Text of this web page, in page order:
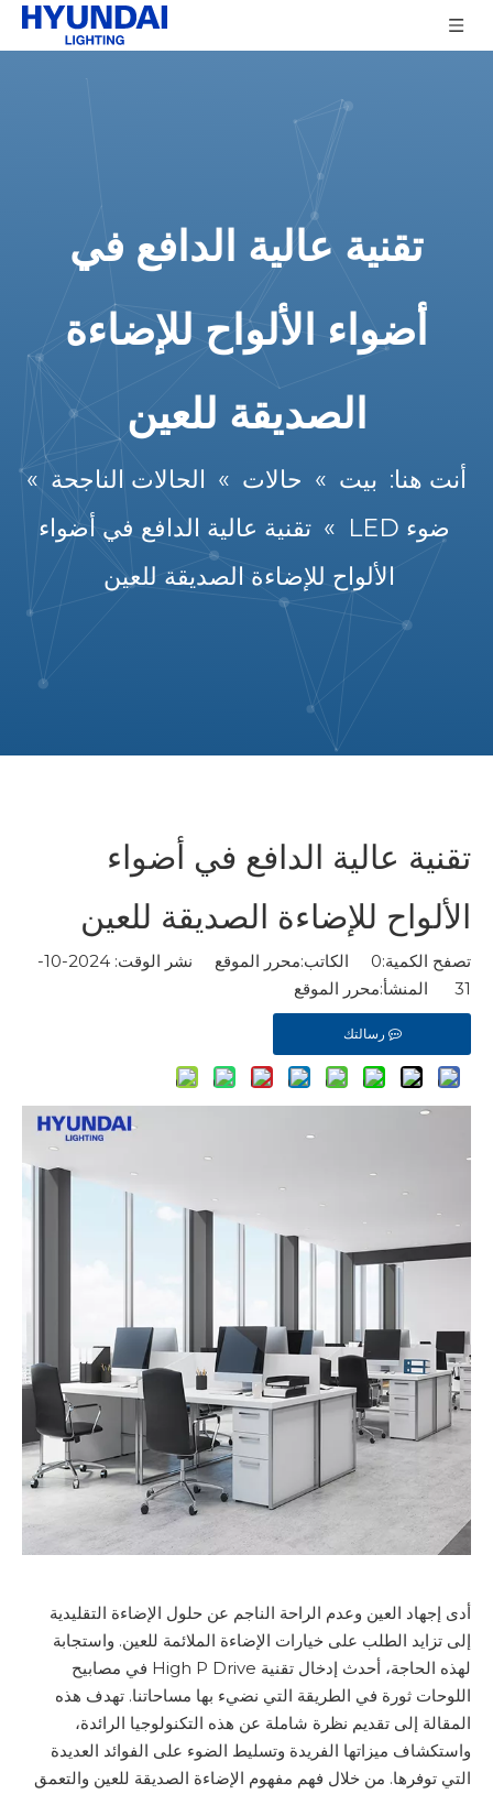
تقنية عالية الدافع في
أضواء الألواح للإضاءة
الصديقة للعين
أنت هنا: بيت » حالات » الحالات الناجحة »
ضوء LED
» تقنية عالية الدافع في أضواء
الألواح للإضاءة الصديقة للعين
تقنية عالية الدافع في أضواء
الألواح للإضاءة الصديقة للعين
تصفح الكمية:0
الكاتب:محرر الموقع نشر الوقت: 2024-10-
31 المنشأ:
محرر الموقع
رسالتك
أدى إجهاد العين وعدم الراحة الناجم عن حلول الإضاءة التقليدية
إلى تزايد الطلب على خيارات الإضاءة الملائمة للعين. واستجابة
لهذه الحاجة، أحدث إدخال تقنية High P Drive في مصابيح
اللوحات ثورة في الطريقة التي نضيء بها مساحاتنا. تهدف هذه
المقالة إلى تقديم نظرة شاملة عن هذه التكنولوجيا الرائدة،
واستكشاف ميزاتها الفريدة وتسليط الضوء على الفوائد العديدة
التي توفرها. من خلال فهم مفهوم الإضاءة الصديقة للعين والتعمق